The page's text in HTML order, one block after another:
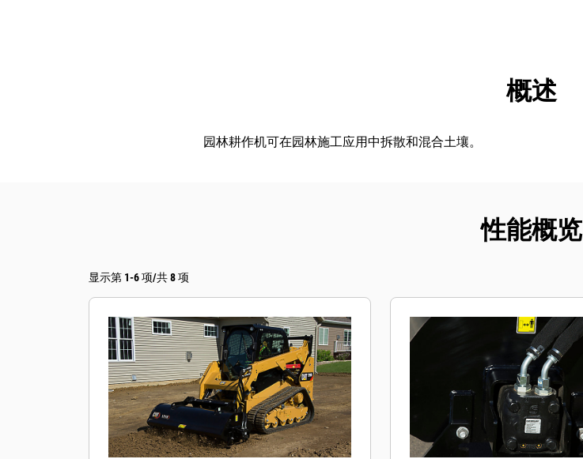
展示
概述
园林耕作机可在园林施工应用中拆散和混合土壤。
性能概览
显示第 1-6 项/共 8 项